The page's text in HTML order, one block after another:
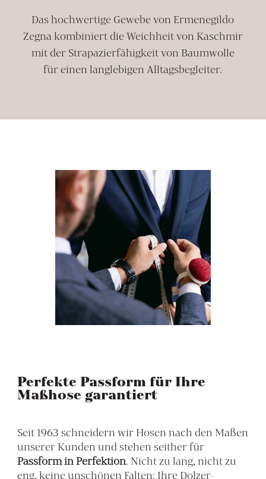
Das hochwertige Gewebe von Ermenegildo
Zegna kombiniert die Weichheit von Kaschmir
mit der Strapazierfähigkeit von Baumwolle
für einen langlebigen Alltagsbegleiter.
Perfekte Passform für Ihre
Maßhose garantiert
Seit 1963 schneidern wir Hosen nach den Maßen
unserer Kunden und stehen seither für
Passform in Perfektion. Nicht zu lang, nicht zu
eng, keine unschönen Falten: Ihre Dolzer-